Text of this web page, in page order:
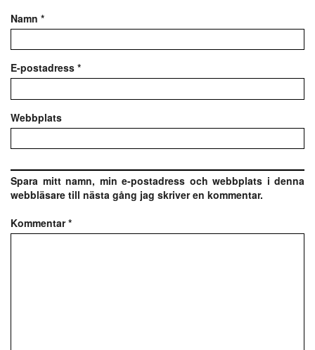
Namn *
E-postadress *
Webbplats
Spara mitt namn, min e-postadress och webbplats i denna
webbläsare till nästa gång jag skriver en kommentar.
Kommentar*